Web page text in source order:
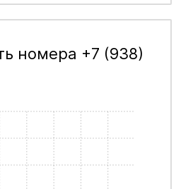
номера +7 (938)